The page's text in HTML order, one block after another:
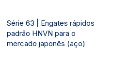
Série 63 | Engates rápidos
padrão HNVN para o
mercado japonês (aço)